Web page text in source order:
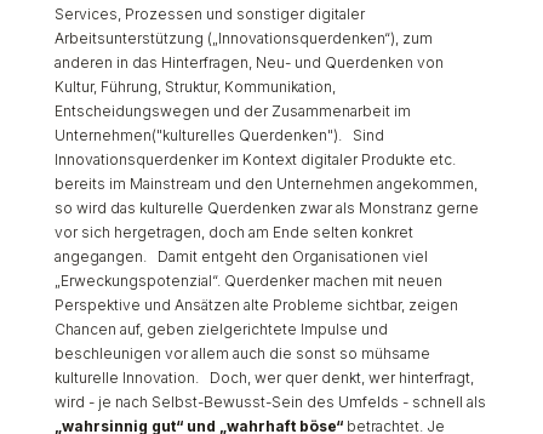
Services, Prozessen und sonstiger digitaler
Arbeitsunterstützung („Innovationsquerdenken“), zum
anderen in das Hinterfragen, Neu- und Querdenken von
Kultur, Führung, Struktur, Kommunikation,
Entscheidungswegen und der Zusammenarbeit im
Unternehmen("kulturelles Querdenken"). Sind
Innovationsquerdenker im Kontext digitaler Produkte etc.
bereits im Mainstream und den Unternehmen angekommen,
so wird das kulturelle Querdenken zwar als Monstranz gerne
vor sich hergetragen, doch am Ende selten konkret
angegangen. Damit entgeht den Organisationen viel
„Erweckungspotenzial“. Querdenker machen mit neuen
Perspektive und Ansätzen alte Probleme sichtbar, zeigen
Chancen auf, geben zielgerichtete Impulse und
beschleunigen vor allem auch die sonst so mühsame
kulturelle Innovation. Doch, wer quer denkt, wer hinterfragt,
wird - je nach Selbst-Bewusst-Sein des Umfelds - schnell als
„wahrsinnig gut“ und „wahrhaft böse“betrachtet. Je